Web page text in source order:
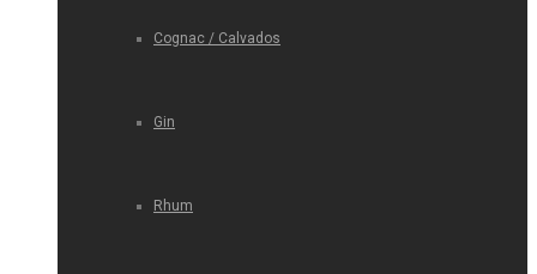
Cognac / Calvados
Gin
Rhum